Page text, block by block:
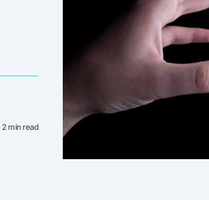
2 min read